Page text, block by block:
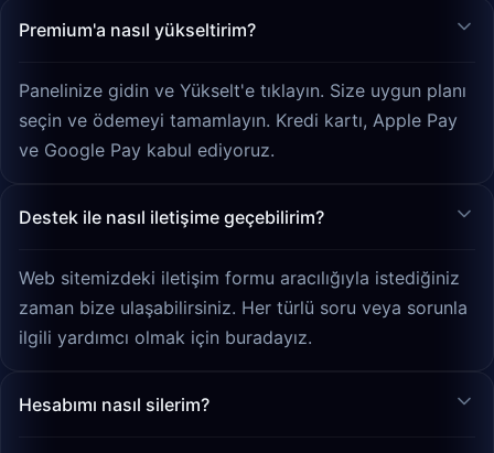
Premium'a nasıl yükseltirim?
Panelinize gidin ve Yükselt'e tıklayın. Size uygun planı
seçin ve ödemeyi tamamlayın. Kredi kartı, Apple Pay
ve Google Pay kabul ediyoruz.
Destek ile nasıl iletişime geçebilirim?
Web sitemizdeki iletişim formu aracılığıyla istediğiniz
zaman bize ulaşabilirsiniz. Her türlü soru veya sorunla
ilgili yardımcı olmak için buradayız.
Hesabımı nasıl silerim?